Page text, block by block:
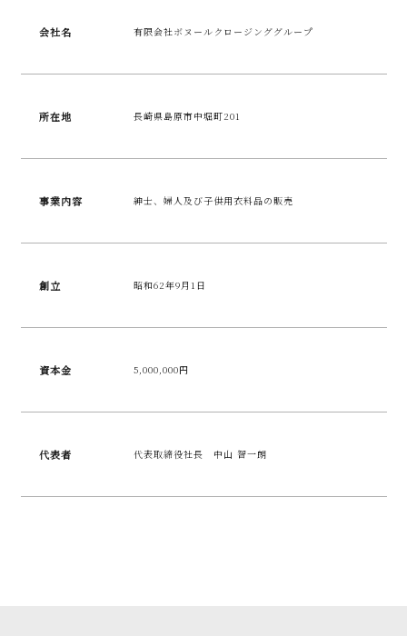
会社名 有限会社ボヌールクロージンググループ
所在地 長崎県島原市中堀町201
事業内容 紳士、婦人及び子供用衣料品の販売
創立 昭和62年9月1日
資本金 5,000,000円
代表者 代表取締役社長 中山 智一朗